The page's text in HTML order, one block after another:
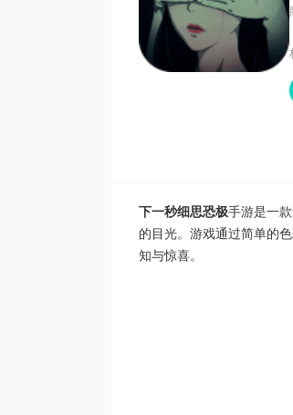
下一秒细思恐极手游是一
的目光。游戏通过简单的
知与惊喜。